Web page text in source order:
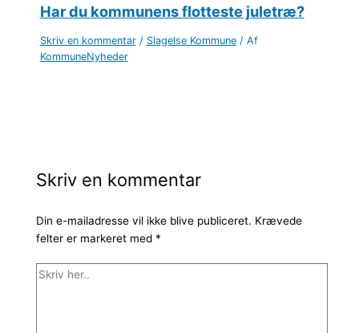
Har du kommunens flotteste juletræ?
Skriv en kommentar / Slagelse Kommune/ Af
KommuneNyheder
Skriv en kommentar
Din e-mailadresse vil ikke blive publiceret. Krævede
felter er markeret med *
Skriv